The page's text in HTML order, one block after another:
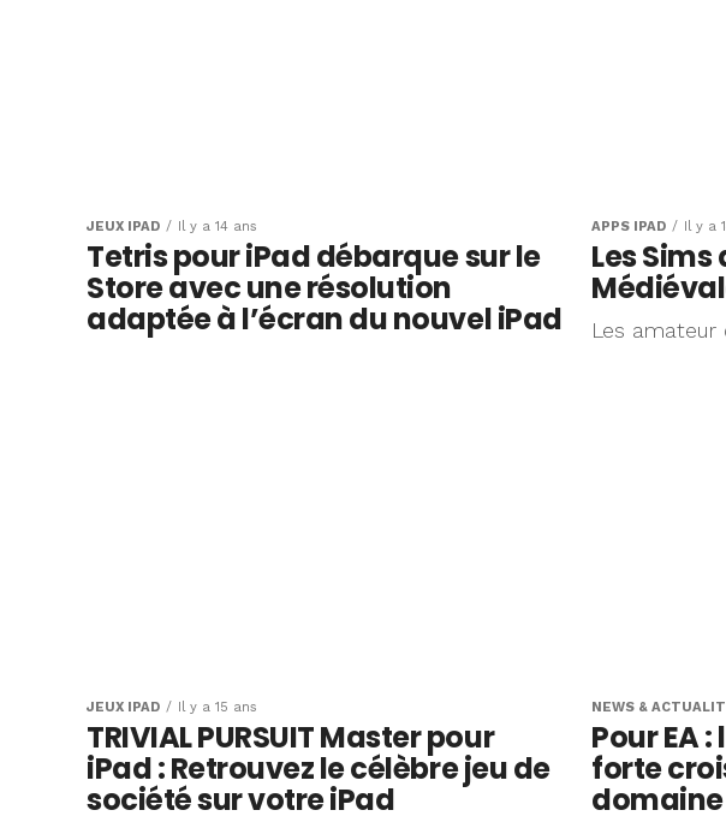
JEUX IPAD Il y a 14 ans
Tetris pour iPad débarque sur le
Store avec une résolution
adaptée à l’écran du nouvel iPad
APPS IPAD Il y a
Les
Les amateur
JEUX IPAD Il y a 15 ans
TRIVIAL PURSUIT Master pour
iPad : Retrouvez le célèbre jeu de
société sur votre iPad
NEWS &
Pour EA
forte
domaine